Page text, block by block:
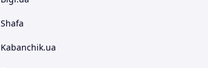
Shafa
Kabanchik.ua